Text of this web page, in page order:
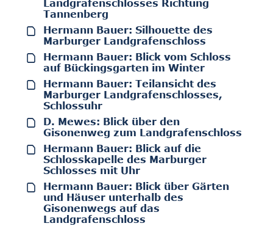
Landgrafenschlosses Richtung
Tannenberg
Hermann Bauer: Silhouette des
Marburger Landgrafenschloss
Hermann Bauer: Blick vom Schloss
auf Bückingsgarten im Winter
Hermann Bauer: Teilansicht des
Marburger Landgrafenschlosses,
Schlossuhr
D. Mewes: Blick über den
Gisonenweg zum Landgrafenschloss
Hermann Bauer: Blick auf die
Schlosskapelle des Marburger
Schlosses mit Uhr
Hermann Bauer: Blick über Gärten
und Häuser unterhalb des
Gisonenwegs auf das
Landgrafenschloss